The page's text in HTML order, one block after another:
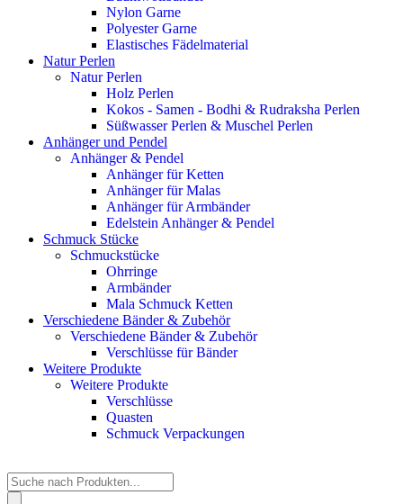
Nylon Garne
Polyester Garne
Elastisches Fädelmaterial
Natur Perlen
Natur Perlen
Holz Perlen
Kokos - Samen - Bodhi & Rudraksha Perlen
Süßwasser Perlen & Muschel Perlen
Anhänger und Pendel
Anhänger & Pendel
Anhänger für Ketten
Anhänger für Malas
Anhänger für Armbänder
Edelstein Anhänger & Pendel
Schmuck Stücke
Schmuckstücke
Ohrringe
Armbänder
Mala Schmuck Ketten
Verschiedene Bänder & Zubehör
Verschiedene Bänder & Zubehör
Verschlüsse für Bänder
Weitere Produkte
Weitere Produkte
Verschlüsse
Quasten
Schmuck Verpackungen
Products
search